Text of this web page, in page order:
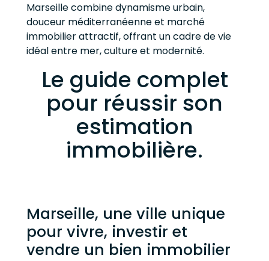
Marseille combine dynamisme urbain,
douceur méditerranéenne et marché
immobilier attractif, offrant un cadre de vie
idéal entre mer, culture et modernité.
Le guide complet
pour réussir son
estimation
immobilière.
Marseille, une ville unique
pour vivre, investir et
vendre un bien immobilier